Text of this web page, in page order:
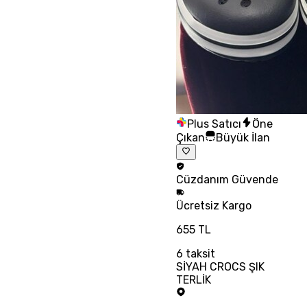
Plus Satıcı
Öne
Çıkan
Büyük İlan
Cüzdanım Güvende
Ücretsiz Kargo
655 TL
6 taksit
SİYAH CROCS ŞIK
TERLİK